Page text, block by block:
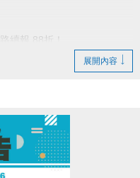
續報 88折！
上現場團報 課程享88折優
展開內容